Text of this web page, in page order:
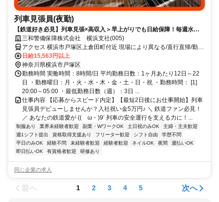
列車見張員(夜勤)
【鉄道好き必見】列車見張×高収入＞早上がりでも日給保障！毎週水曜
が給料日！日払いもOK！
三和警備保障株式会社 横浜支社(005)
アクセス 横浜市戸塚区上倉田町付近 現場により異なる/直行直帰/勤務
地相談可 ■週3日～■電話面接
日給15,563円以上
神奈川県横浜市戸塚区
勤務時間 実働時間：8時間/日 平均勤務日数：1ヶ月あたり12日～22
日 ・勤務曜日：月・火・水・木・金・土・日・祝 ・勤務時間： [1]
20:00～05:00 ・最低勤務日数（週）：3日 ...
仕事内容 【応募からスピード内定】【最短2日後にお仕事開始】列車
見張員デビューしませんか？入社祝い金5万円♪ ＼ 鉄道ファン必見！
／ あなたの鉄道愛が ((ゝω・)9’ 列車の安全運行を支える力に！...
制服あり 業界未経験者歓迎 副業・WワークOK 土日祝のみOK
主婦・主夫歓迎
週1シフト提出
資格取得支援あり フリーター歓迎 シフト自由
学歴不問
平日のみOK
経験不問 未経験者歓迎 経験者歓迎 ネイルOK 夜間
週払いOK
即日払いOK
有資格者歓迎 研修あり
同じ企業の求人
前へ 1 2 3 4 5 次へ